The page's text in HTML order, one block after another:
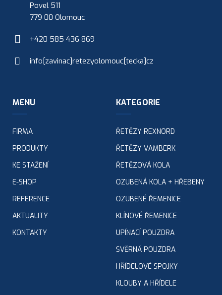
Řetězy
Vamberk
dřevařský
papírenský
Vamberk
Wieppermann
Povel 511
779 00 Olomouc
+420 585 436 869
info[zavinac]retezyolomouc[tecka]cz
MENU
FIRMA
PRODUKTY
KE STAŽENÍ
E-SHOP
REFERENCE
AKTUALITY
KONTAKTY
KATEGORIE
ŘETĚZY REXNORD
ŘETĚZY VAMBERK
ŘETĚZOVÁ KOLA
OZUBENÁ KOLA + HŘEBENY
OZUBENÉ ŘEMENICE
KLÍNOVÉ ŘEMENICE
UPÍNACÍ POUZDRA
SVĚRNÁ POUZDRA
HŘÍDELOVÉ SPOJKY
KLOUBY A HŘÍDELE